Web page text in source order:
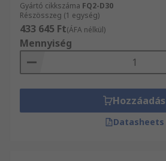
Gyártó cikkszáma FQ2-D30
Részösszeg (1 egység)
433 645 Ft(ÁFA nélkül)
Mennyiség
Hozzáadás
Datasheets